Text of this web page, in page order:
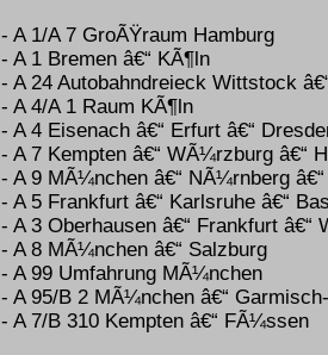
- A 1/A 7 GroÃŸraum Hamburg
- A 1 Bremen â€“ KÃ¶ln
- A 24 Autobahndreieck Wittstock
- A 4/A 1 Raum KÃ¶ln
- A 4 Eisenach â€“ Erfurt â€“
- A 7 Kempten â€“ WÃ¼rzburg â€“
- A 9 MÃ¼nchen â€“ NÃ¼rnberg
- A 5 Frankfurt â€“ Karlsruhe â€“
- A 3 Oberhausen â€“ Frankfurt
- A 8 MÃ¼nchen â€“ Salzburg
- A 99 Umfahrung MÃ¼nchen
- A 95/B 2 MÃ¼nchen â€“
- A 7/B 310 Kempten â€“ FÃ¼ssen